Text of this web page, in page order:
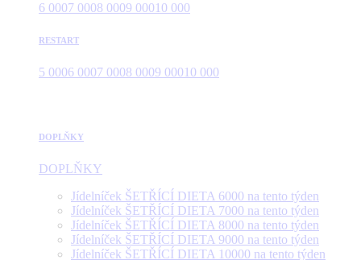
6 0007 0008 0009 00010 000
RESTART
5 0006 0007 0008 0009 00010 000
DOPLŇKY
DOPLŇKY
Jídelníček ŠETŘÍCÍ DIETA 6000 na tento týden
Jídelníček ŠETŘÍCÍ DIETA 7000 na tento týden
Jídelníček ŠETŘÍCÍ DIETA 8000 na tento týden
Jídelníček ŠETŘÍCÍ DIETA 9000 na tento týden
Jídelníček ŠETŘÍCÍ DIETA 10000 na tento týden